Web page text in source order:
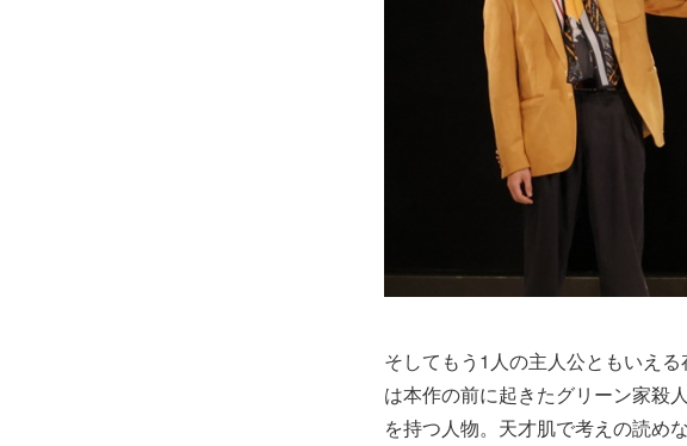
そしてもう1人の主人公ともいえ
は本作の前に起きたグリーン家殺
を持つ人物。天才肌で考えの読め